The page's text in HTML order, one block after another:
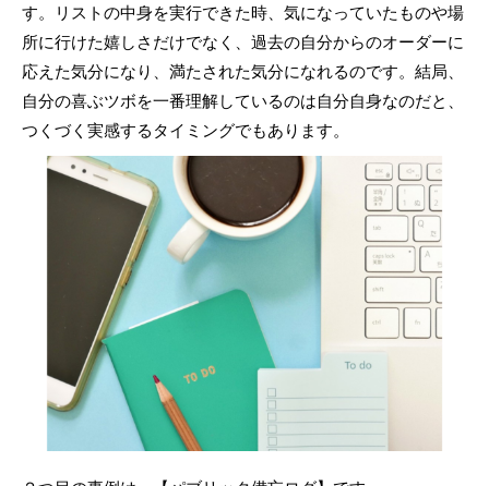
す。リストの中身を実行できた時、気になっていたものや場
所に行けた嬉しさだけでなく、過去の自分からのオーダーに
応えた気分になり、満たされた気分になれるのです。結局、
自分の喜ぶツボを一番理解しているのは自分自身なのだと、
つくづく実感するタイミングでもあります。